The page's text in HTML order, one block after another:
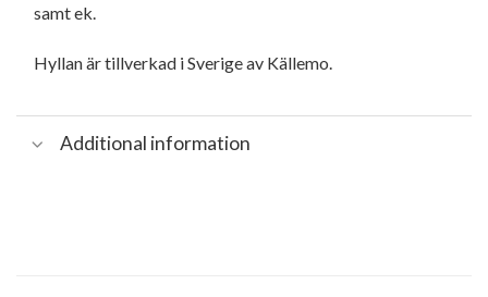
samt ek.
Hyllan är tillverkad i Sverige av Källemo.
Additional information